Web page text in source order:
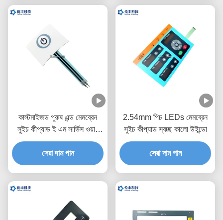
কাস্টমাইজড পুরুষ এন্ড মেমব্রেন
সুইচ কীপ্যাড ই এম সার্ভিস ওয়ান
বোতাম
সেরা দাম পান
2.54mm পিচ LEDs মেমব্রেন
সুইচ কীপ্যাড স্বচ্ছ কালো উইন্ডো
সেরা দাম পান